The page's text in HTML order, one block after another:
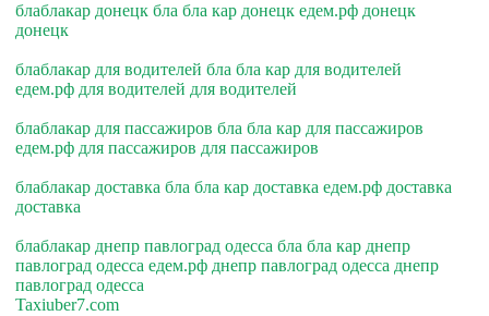
блаблакар донецк бла бла кар донецк едем.рф донецк
донецк
блаблакар для водителей бла бла кар для водителей
едем.рф для водителей для водителей
блаблакар для пассажиров бла бла кар для пассажиров
едем.рф для пассажиров для пассажиров
блаблакар доставка бла бла кар доставка едем.рф доставка
доставка
блаблакар днепр павлоград одесса бла бла кар днепр
павлоград одесса едем.рф днепр павлоград одесса днепр
павлоград одесса
Taxiuber7.com